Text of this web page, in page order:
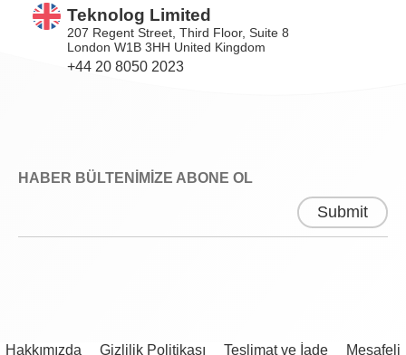
Teknolog Limited
207 Regent Street, Third Floor, Suite 8
London W1B 3HH United Kingdom
+44 20 8050 2023
HABER BÜLTENİMİZE ABONE OL
Hakkımızda Gizlilik Politikası Teslimat ve İade Mesafeli